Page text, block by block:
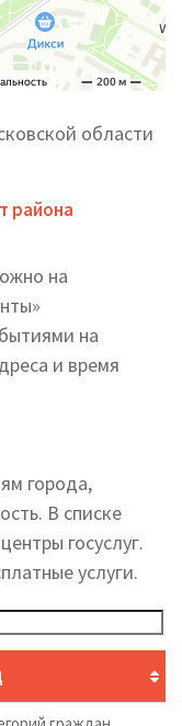
области
района
на
на
и время
города,
В списке
госуслуг.
услуги.